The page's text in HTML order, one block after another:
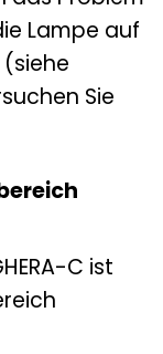
Lampe auf
Sie
C ist